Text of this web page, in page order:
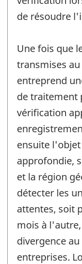
de résoudre
Une fois que
transmises
entreprend
de traitement
vérification
ensuite
approfondie,
et la région
détecter les
attentes, soit
mois à
divergence
entreprises.